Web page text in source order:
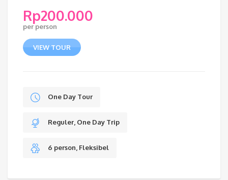
Rp200.000
per person
VIEW TOUR
One Day Tour
Reguler, One Day Trip
6 person, Fleksibel